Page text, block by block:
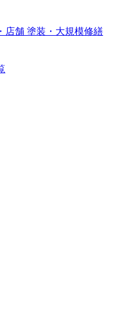
店舗 塗装・大規模修繕